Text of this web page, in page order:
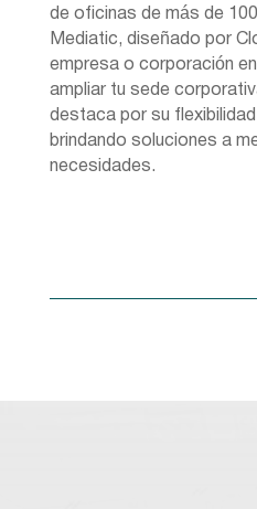
de oficinas de más de
Mediatic, diseñado por
empresa o corporación
ampliar tu sede
destaca por su
brindando soluciones a
necesidades.